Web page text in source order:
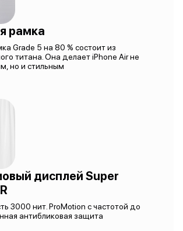
рамка
Grade 5 на 80 % состоит из
титана. Она делает iPhone Air не
но и стильным
дисплей Super
3000 нит. ProMotion с частотой до
антибликовая защита